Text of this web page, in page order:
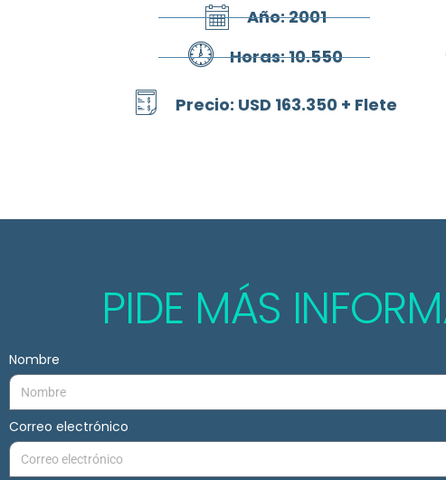
Año: 2001
Horas: 10.550
Precio: USD 163.350 + Flete
PIDE MÁS
Nombre
Correo electrónico